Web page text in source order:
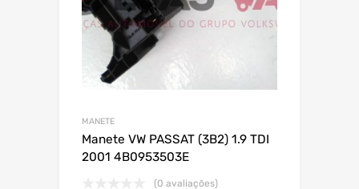
MANETE
Manete VW PASSAT (3B2) 1.9 TDI
2001 4B0953503E
(0 avaliações)